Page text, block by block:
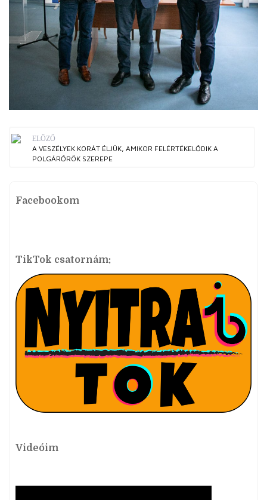
ELŐZŐ
A VESZÉLYEK KORÁT ÉLJÜK, AMIKOR FELÉRTÉKELŐDIK A
POLGÁRŐRÖK SZEREPE
Facebookom
TikTok csatornám:
Videóim